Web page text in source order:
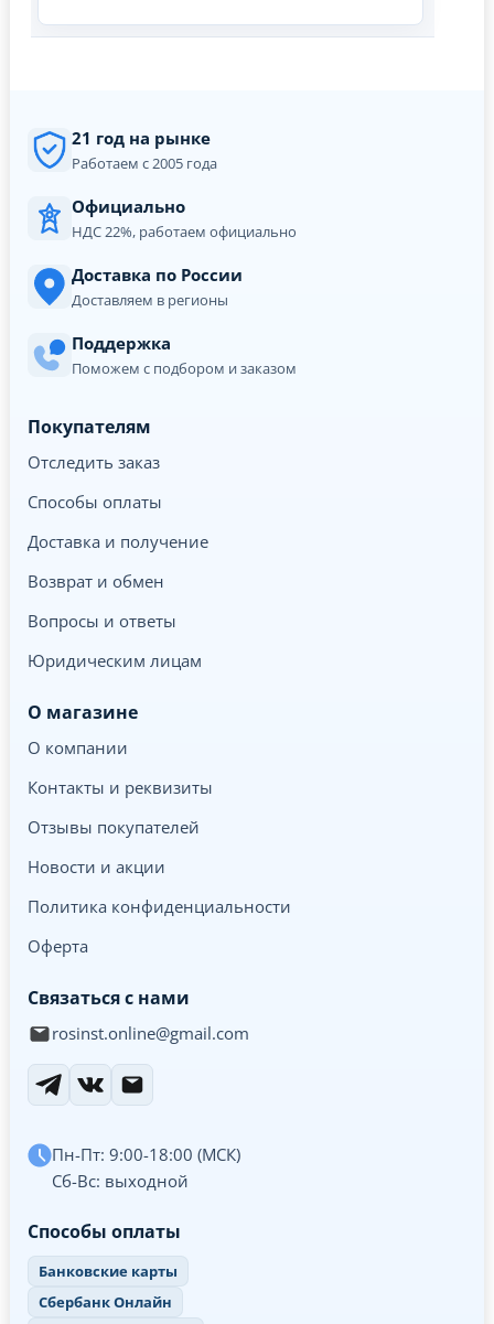
21 год на рынке
Работаем с 2005 года
Официально
НДС 22%, работаем официально
Доставка по России
Доставляем в регионы
Поддержка
Поможем с подбором и заказом
Покупателям
Отследить заказ
Способы оплаты
Доставка и получение
Возврат и обмен
Вопросы и ответы
Юридическим лицам
О магазине
О компании
Контакты и реквизиты
Отзывы покупателей
Новости и акции
Политика конфиденциальности
Оферта
Связаться с нами
rosinst.online@gmail.com
Пн-Пт: 9:00-18:00 (МСК)
Сб-Вс: выходной
Способы оплаты
Банковские карты
Сбербанк Онлайн